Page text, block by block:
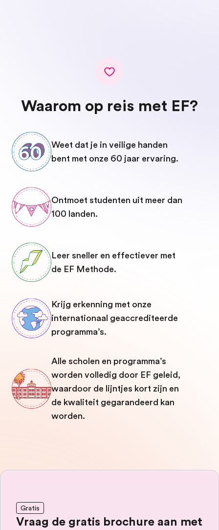
Waarom op reis met EF?
Weet dat je in veilige handen
bent met onze 60 jaar ervaring.
Ontmoet studenten uit meer dan
100 landen.
Leer sneller en effectiever met
de EF Methode.
Krijg erkenning met onze
internationaal geaccrediteerde
programma’s.
Alle scholen en programma’s
worden volledig door EF geleid,
waardoor de lijntjes kort zijn en
de kwaliteit gegarandeerd kan
worden.
Gratis
Vraag de gratis brochure aan met